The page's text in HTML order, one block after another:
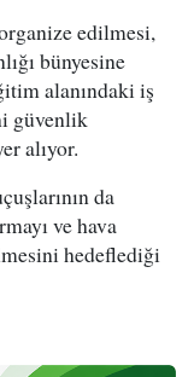
edilmesi,
bünyesine
alanındaki iş
güvenlik
alıyor.
da
ve hava
hedeflediği